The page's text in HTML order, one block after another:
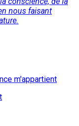
nous faisant
m'appartient